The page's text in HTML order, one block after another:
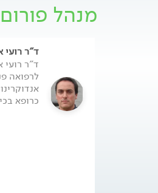
מנהל
ד"ר רועי
ד"ר רועי
לרפואה
כרופא